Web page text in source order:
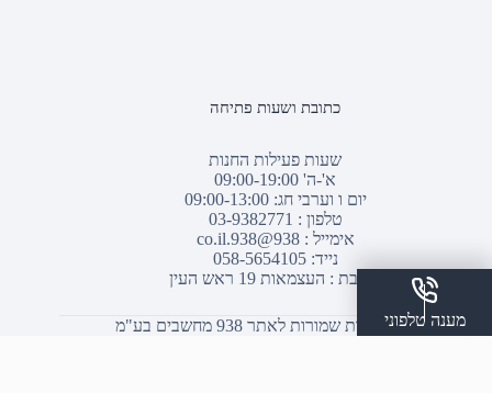
כתובת ושעות פתיחה
שעות פעילות החנות
א'-ה' 09:00-19:00
יום ו וערבי חג: 09:00-13:00
טלפון : 03-9382771
אימייל :938@938.co.il
נייד: 058-5654105
כתובת : העצמאות 19 ראש העין
© כל הזכויות שמורות לאתר 938 מחשבים בע"מ
מענה טלפוני